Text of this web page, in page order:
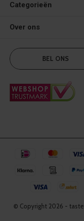
Categorieën
Over ons
BEL ONS
© Copyright 2026 -